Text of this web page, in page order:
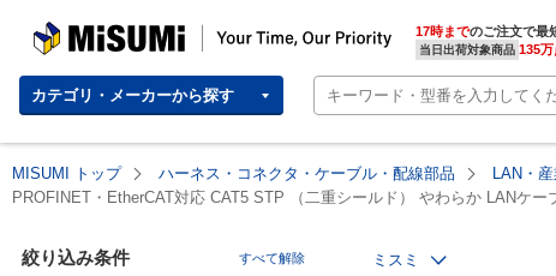
MISUMI | Your Time, Our Priority 17時までのご注文で最
当日出荷対象商品 135万
カテゴリ・メーカーから探す
MISUMI トップ ハーネス・コネクタ・ケーブル・配線部品 LAN・
PROFINET・EtherCAT対応 CAT5 STP （二重シールド） やわらか LANケー
絞り込み条件 すべて解除 ミスミ